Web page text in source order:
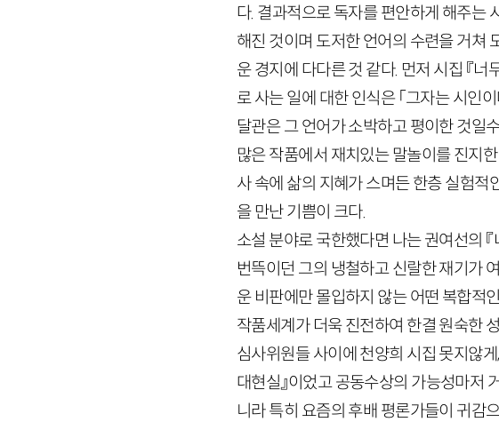
다. 결과적으로 독자를 편안하게 해주는
해진 것이며 도저한 언어의 수련을 거쳐
운 경지에 다다른 것 같다. 먼저 시집 『너
로 사는 일에 대한 인식은 「그자는 시인이
달관은 그 언어가 소박하고 평이한 것일
많은 작품에서 재치있는 말놀이를 진지
사 속에 삶의 지혜가 스며든 한층 실험
을 만난 기쁨이 크다.
소설 분야로 국한했다면 나는 권여선의 『
번뜩이던 그의 냉철하고 신랄한 재기가
운 비판에만 몰입하지 않는 어떤 복합적
작품세계가 더욱 진전하여 한결 원숙한
심사위원들 사이에 천양희 시집 못지않
대현실』이었고 공동수상의 가능성마저
니라 특히 요즘의 후배 평론가들이 귀감